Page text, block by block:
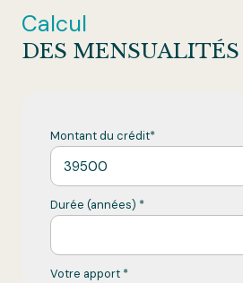
Calcul
DES MENSUALITÉS
Montant du crédit*
Durée (années) *
Votre apport *